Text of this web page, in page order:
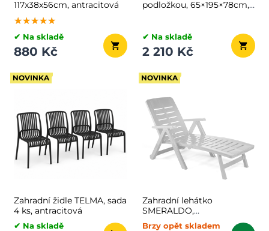
117x38x56cm, antracitová
★★★★★
★★★★★
★★★★★
✔ Na skladě
880 Kč
podložkou, 65×195×78cm,
✔ Na skladě
2 210 Kč
NOVINKA
Zahradní židle TELMA, sada
4 ks, antracitová
✔ Na skladě
NOVINKA
Zahradní lehátko
SMERALDO,
72×189×96cm, antracitová
Brzy opět skladem